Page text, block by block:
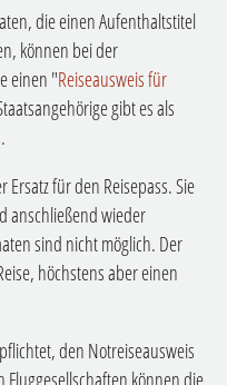
die einen Aufenthaltstitel
können bei der
einen "Reiseausweis für
gibt es als
.
für den Reisepass. Sie
anschließend wieder
sind nicht möglich. Der
höchstens aber einen
den Notreiseausweis
Fluggesellschaften können die